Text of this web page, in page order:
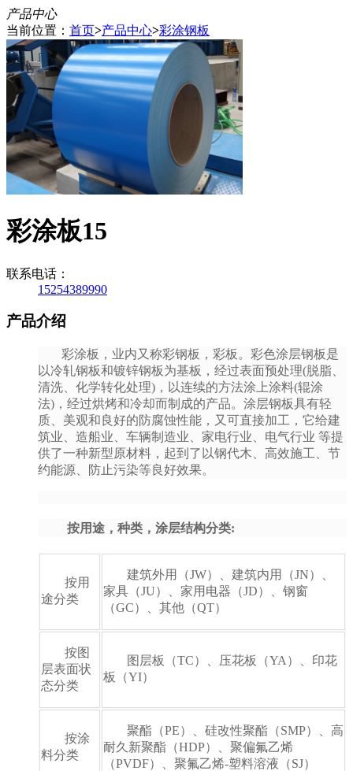
产品中心
当前位置： 首页>产品中心>彩涂钢板
彩涂板15
联系电话：
15254389990
产品介绍
彩涂板，业内又称彩钢板，彩板。彩色涂层钢板是
以冷轧钢板和镀锌钢板为基板，经过表面预处理(脱脂、
清洗、化学转化处理)，以连续的方法涂上涂料(辊涂
法)，经过烘烤和冷却而制成的产品。涂层钢板具有轻
质、美观和良好的防腐蚀性能，又可直接加工，它给建
筑业、造船业、车辆制造业、家电行业、电气行业 等提
供了一种新型原材料，起到了以钢代木、高效施工、节
约能源、防止污染等良好效果。
按用途，种类，涂层结构分类:
按用
途分类
建筑外用（JW）、建筑内用（JN）、
家具（JU）、家用电器（JD）、钢窗
（GC）、其他（QT）
按图
层表面状
态分类
图层板（TC）、压花板（YA）、印花
板（YI）
按涂
料分类
聚酯（PE）、硅改性聚酯（SMP）、高
耐久新聚酯（HDP）、聚偏氟乙烯
（PVDF）、聚氟乙烯-塑料溶液（SJ）